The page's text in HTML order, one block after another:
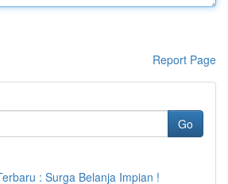
Report Page
Go
: Surga Belanja Impian !